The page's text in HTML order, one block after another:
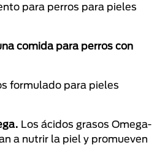
para perros para pieles
comida para perros con
formulado para pieles
Los ácidos grasos Omega-
a nutrir la piel y promueven